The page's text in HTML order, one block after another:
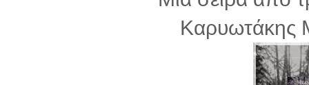
Καρυωτάκης